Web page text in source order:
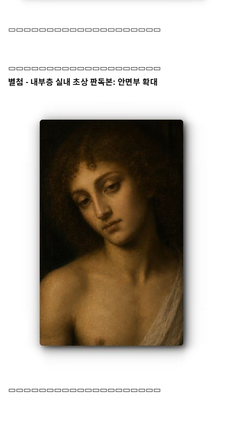
▭▭▭▭▭▭▭▭▭▭▭▭▭▭▭▭▭▭▭▭
▭▭▭▭▭▭▭▭▭▭▭▭▭▭▭▭▭▭▭▭
별첨 - 내부층 실내 초상 판독본: 안면부 확대
▭▭▭▭▭▭▭▭▭▭▭▭▭▭▭▭▭▭▭▭